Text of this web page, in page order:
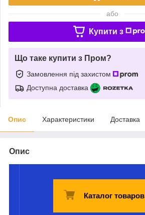
або
Купити з
Що таке купити з Пром?
Замовлення під захистом
Доступна доставка
Опис Характеристики Доставка
Опис
Каталог товаров